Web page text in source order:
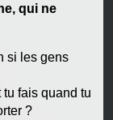
qui ne
si les gens
fais quand tu
?